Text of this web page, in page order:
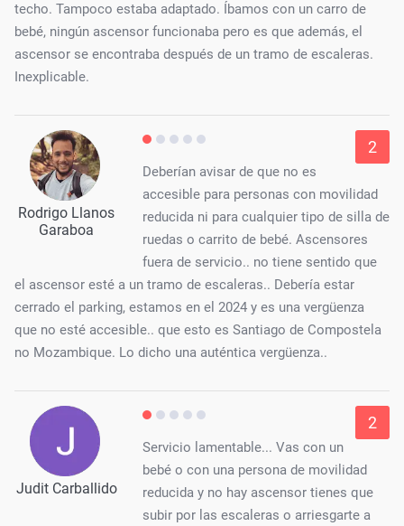
techo. Tampoco estaba adaptado. Íbamos con un carro de
bebé, ningún ascensor funcionaba pero es que además, el
ascensor se encontraba después de un tramo de escaleras.
Inexplicable.
Rodrigo Llanos
Garaboa
2
Deberían avisar de que no es
accesible para personas con movilidad
reducida ni para cualquier tipo de silla de
ruedas o carrito de bebé. Ascensores
fuera de servicio.. no tiene sentido que
el ascensor esté a un tramo de escaleras.. Debería estar
cerrado el parking, estamos en el 2024 y es una vergüenza
que no esté accesible.. que esto es Santiago de Compostela
no Mozambique. Lo dicho una auténtica vergüenza..
Judit Carballido
2
Servicio lamentable... Vas con un
bebé o con una persona de movilidad
reducida y no hay ascensor tienes que
subir por las escaleras o arriesgarte a